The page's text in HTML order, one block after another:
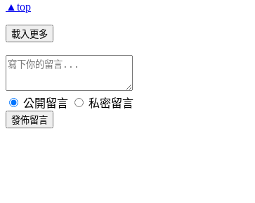
▲top
載入更多
公開留言 私密留言
發佈留言